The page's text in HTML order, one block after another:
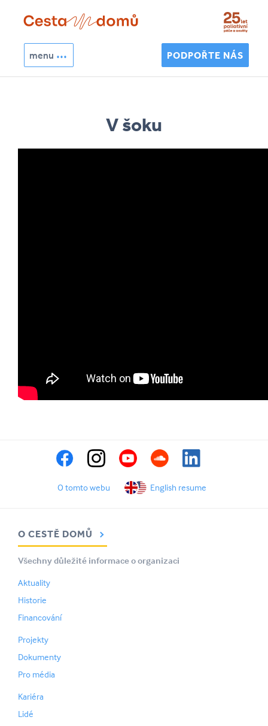
Přejít k hlavnímu obsahu
menu PODPOŘTE NÁS
V šoku
O tomto webu English resume
O CESTĚ DOMŮ
Všechny důležité informace o organizaci
Aktuality
Historie
Financování
Projekty
Dokumenty
Pro média
Kariéra
Lidé